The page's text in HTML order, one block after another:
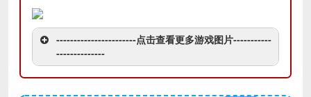
-----------------------点击查看更多游戏图片-----------
--------------